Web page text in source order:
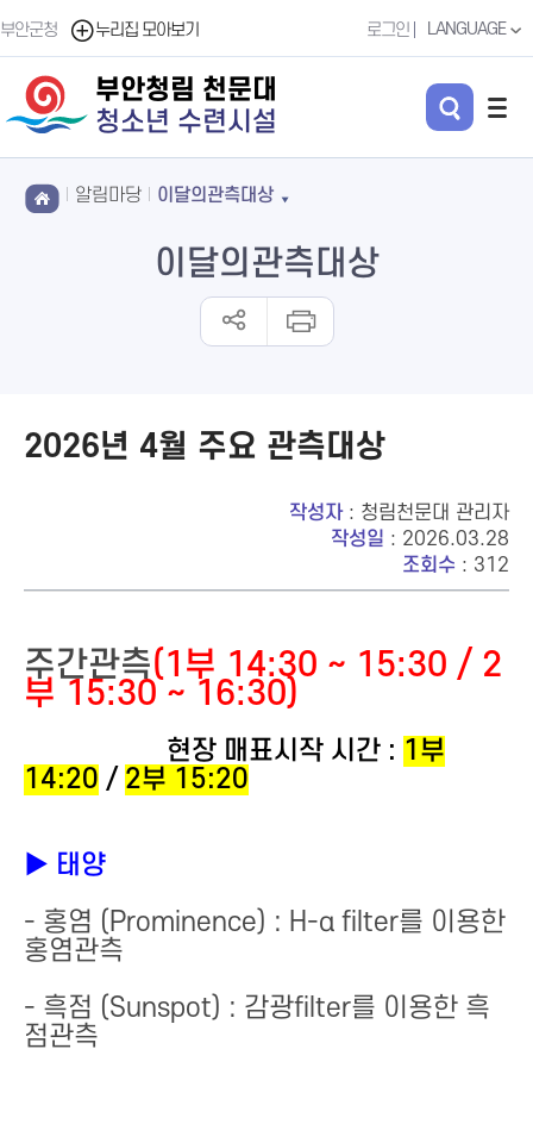
부안군청 누리집 모아보기 로그인 LANGUAGE
부안청림 천문대
청소년 수련시설
알림마당 이달의관측대상
이달의관측대상
2026년 4월 주요 관측대상
작성자: 청림천문대 관리자
작성일 : 2026.03.28
조회수 : 312
주간관측(1부 14:30 ~ 15:30 / 2
부 15:30 ~ 16:30)
현장 매표시작 시간 : 1부
14:20 / 2부 15:20
▶ 태양
- 홍염 (Prominence) : H-α filter를 이용한
홍염관측
- 흑점 (Sunspot) : 감광filter를 이용한 흑
점관측